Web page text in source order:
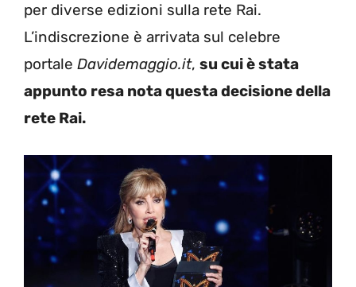
per diverse edizioni sulla rete Rai.
L’indiscrezione è arrivata sul celebre
portale Davidemaggio.it, su cui è stata
appunto resa nota questa decisione della
rete Rai.